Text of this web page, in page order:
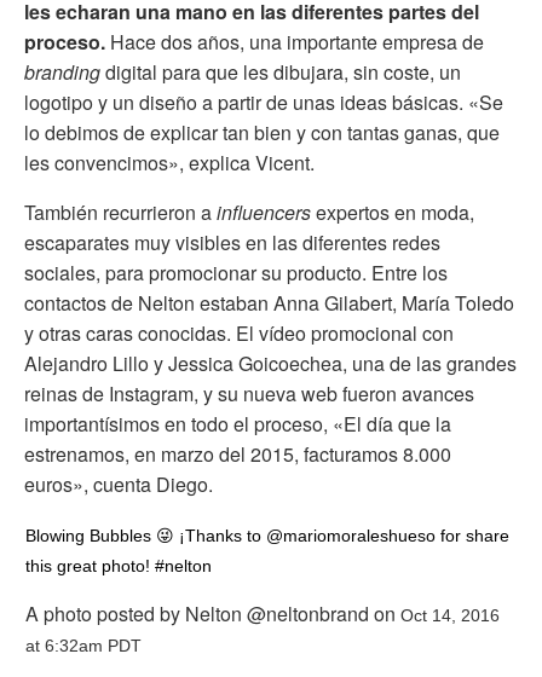
les echaran una mano en las diferentes partes del
proceso. Hace dos años, una importante empresa de
brandingdigital para que les dibujara, sin coste, un
logotipo y un diseño a partir de unas ideas básicas. «Se
lo debimos de explicar tan bien y con tantas ganas, que
les convencimos», explica Vicent.
También recurrieron ainfluencersexpertos en moda,
escaparates muy visibles en las diferentes redes
sociales, para promocionar su producto. Entre los
contactos de Nelton estaban Anna Gilabert, María Toledo
y otras caras conocidas. El vídeo promocional con
Alejandro Lillo y Jessica Goicoechea, una de las grandes
reinas de Instagram, y su nueva web fueron avances
importantísimos en todo el proceso, «El día que la
estrenamos, en marzo del 2015, facturamos 8.000
euros», cuenta Diego.
Blowing Bubbles 😜 ¡Thanks to @mariomoraleshueso for share
this great photo! #nelton
A photo posted by Nelton @neltonbrand on Oct 14, 2016
at 6:32am PDT